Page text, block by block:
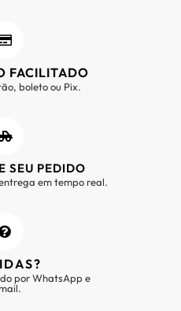
FACILITADO
boleto ou Pix.
SEU PEDIDO
em tempo real.
por WhatsApp e